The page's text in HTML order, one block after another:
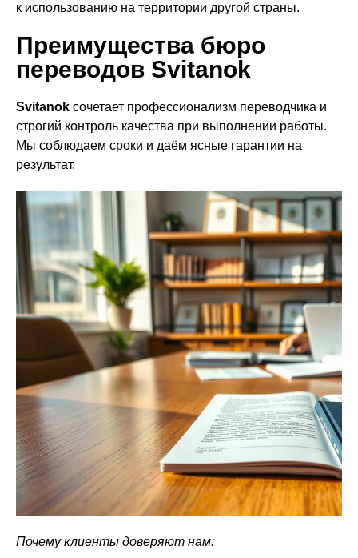
к использованию на территории другой страны.
Преимущества бюро
переводов Svitanok
Svitanok сочетает профессионализм переводчика и
строгий контроль качества при выполнении работы.
Мы соблюдаем сроки и даём ясные гарантии на
результат.
Почему клиенты доверяют нам: